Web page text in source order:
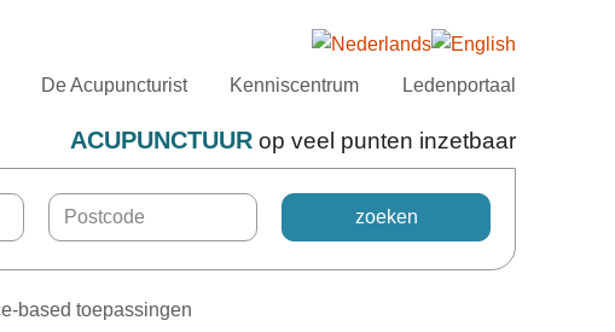
De Acupuncturist Kenniscentrum Ledenportaal
ACUPUNCTUURop veel punten inzetbaar